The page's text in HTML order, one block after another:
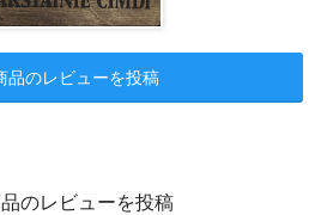
品のレビューを投稿
のレビューを投稿